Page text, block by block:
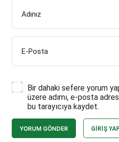
Adınız
E-Posta
Bir dahaki sefere yorum
üzere adımı, e-posta
bu tarayıcıya kaydet.
YORUM GÖNDER GIRIŞ